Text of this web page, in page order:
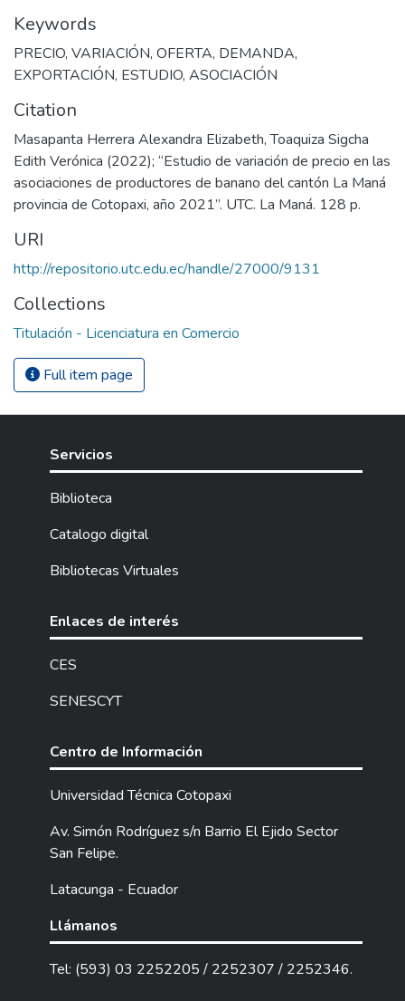
Keywords
PRECIO, VARIACIÓN, OFERTA, DEMANDA,
EXPORTACIÓN, ESTUDIO, ASOCIACIÓN
Citation
Masapanta Herrera Alexandra Elizabeth, Toaquiza Sigcha
Edith Verónica (2022); “Estudio de variación de precio en las
asociaciones de productores de banano del cantón La Maná
provincia de Cotopaxi, año 2021”. UTC. La Maná. 128 p.
URI
http://repositorio.utc.edu.ec/handle/27000/9131
Collections
Titulación - Licenciatura en Comercio
Full item page
Servicios
Biblioteca
Catalogo digital
Bibliotecas Virtuales
Enlaces de interés
CES
SENESCYT
Centro de Información
Universidad Técnica Cotopaxi
Av. Simón Rodríguez s/n Barrio El Ejido Sector
San Felipe.
Latacunga - Ecuador
Llámanos
Tel: (593) 03 2252205 / 2252307 / 2252346.